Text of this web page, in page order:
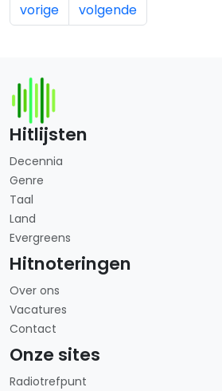
vorige volgende
Hitlijsten
Decennia
Genre
Taal
Land
Evergreens
Hitnoteringen
Over ons
Vacatures
Contact
Onze sites
Radiotrefpunt